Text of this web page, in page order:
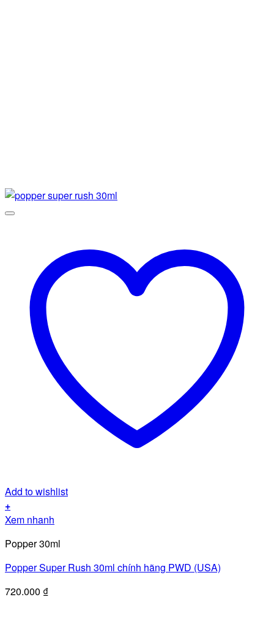
Add to wishlist
+
Xem nhanh
Popper 30ml
Popper Super Rush 30ml chính hãng PWD (USA)
720.000 ₫